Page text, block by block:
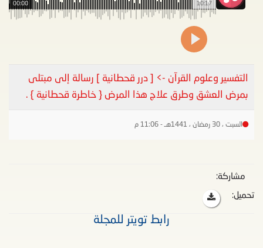
10:17
00:00
التفسير وعلوم القرآن -> [ درر قحطانية ] رسالة إلى مبتلى
بمرض العشق وطرق علاج هذا المرض { خاطرة قحطانية } .
السبت ، 30 رمضان ، 1441هـ - 11:06 م
مشاركة:
تحميل:
رابط تويتر للمجلة